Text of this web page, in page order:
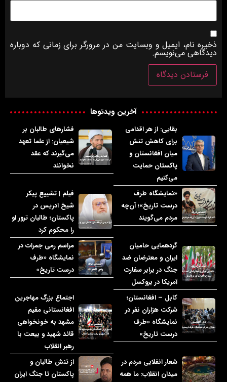
ذخیره نام، ایمیل و وبسایت من در مرورگر برای زمانی که دوباره
دیدگاهی می‌نویسم.
آخرین ویدئوها
بقایی: از هر اقدامی
برای کاهش تنش
میان افغانستان و
پاکستان حمایت
می‌کنیم
فشارهای طالبان بر
شیعیان: از علما تعهد
می‌گیرند که عقد
نخوانند
«نمایشگاه طرف
درست تاریخ»؛ آن‌چه
مردم می‌گویند
فیلم | تشییع پیکر
شیخ ادریس در
پاکستان؛ طالبان ترور او
را محکوم کرد
گردهمایی حامیان
ایران و معترضان ضد
جنگ در برابر سفارت
آمریکا در بروکسل
مراسم رمی جمرات در
نمایشگاه «طرف
درست تاریخ»
کابل – افغانستان؛
شرکت هزاران نفر در
نمایشگاه «طرف
درست تاریخ»
اجتماع بزرگ مهاجرین
افغانستانی مقیم
مشهد به خونخواهی
قائد شهید و بیعت با
رهبر انقلاب
شعار انقلابی مردم در
میدان انقلاب: ما همه
از تنش طالبان و
پاکستان تا جنگ ایران